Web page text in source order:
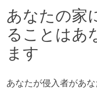
あなたの家
ることはあ
ます
あなたが侵入者があ